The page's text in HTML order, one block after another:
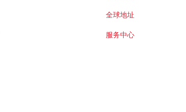
全球地址
服务中心